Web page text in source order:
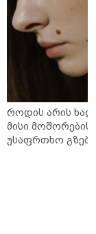
როდის არის
მისი მოშორების
უსაფრთხო გზები